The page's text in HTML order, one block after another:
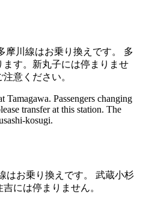
摩川線はお乗り換えです。
多
す。新丸子には停まりませ
意ください。
Tamagawa. Passengers changing
transfer at this station. The
kosugi.
はお乗り換えです。
武蔵小杉
には停まりません。